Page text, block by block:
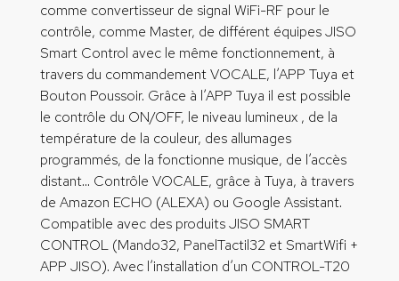
comme convertisseur de signal WiFi-RF pour le
contrôle, comme Master, de différent équipes JISO
Smart Control avec le même fonctionnement, à
travers du commandement VOCALE, l’APP Tuya et
Bouton Poussoir. Grâce à l’APP Tuya il est possible
le contrôle du ON/OFF, le niveau lumineux , de la
température de la couleur, des allumages
programmés, de la fonctionne musique, de l’accès
distant… Contrôle VOCALE, grâce à Tuya, à travers
de Amazon ECHO (ALEXA) ou Google Assistant.
Compatible avec des produits JISO SMART
CONTROL (Mando32, PanelTactil32 et SmartWifi +
APP JISO). Avec l’installation d’un CONTROL-T20